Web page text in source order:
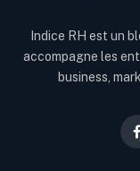
Indice RH est un
accompagne les
business,